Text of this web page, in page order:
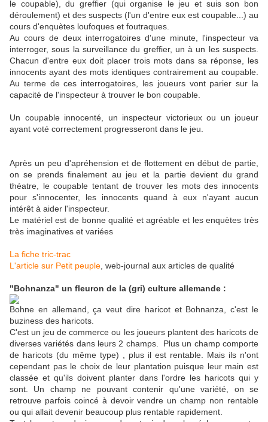
le coupable), du greffier (qui organise le jeu et suis son bon
déroulement) et des suspects (l'un d'entre eux est coupable...) au
cours d'enquètes loufoques et foutraques.
Au cours de deux interrogatoires d'une minute, l'inspecteur va
interroger, sous la surveillance du greffier, un à un les suspects.
Chacun d'entre eux doit placer trois mots dans sa réponse, les
innocents ayant des mots identiques contrairement au coupable.
Au terme de ces interrogatoires, les joueurs vont parier sur la
capacité de l'inspecteur à trouver le bon coupable.
Un coupable innocenté, un inspecteur victorieux ou un joueur
ayant voté correctement progresseront dans le jeu.
Après un peu d'apréhension et de flottement en début de partie,
on se prends finalement au jeu et la partie devient du grand
théatre, le coupable tentant de trouver les mots des innocents
pour s'innocenter, les innocents quand à eux n'ayant aucun
intérêt à aider l'inspecteur.
Le matériel est de bonne qualité et agréable et les enquètes très
très imaginatives et variées
La fiche tric-trac
L'article sur Petit peuple , web-journal aux articles de qualité
"Bohnanza" un fleuron de la (gri) culture allemande :
Bohne en allemand, ça veut dire haricot et Bohnanza, c'est le
buziness des haricots.
C'est un jeu de commerce ou les joueurs plantent des haricots de
diverses variétés dans leurs 2 champs. Plus un champ comporte
de haricots (du même type) , plus il est rentable. Mais ils n'ont
cependant pas le choix de leur plantation puisque leur main est
classée et qu'ils doivent planter dans l'ordre les haricots qui y
sont. Un champ ne pouvant contenir qu'une variété, on se
retrouve parfois coincé à devoir vendre un champ non rentable
ou qui allait devenir beaucoup plus rentable rapidement.